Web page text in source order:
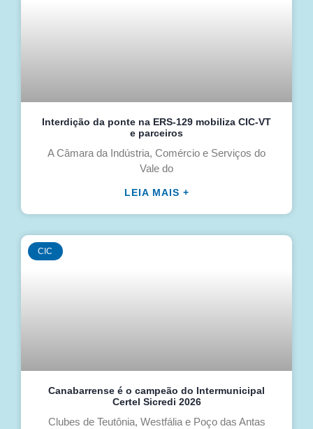
Interdição da ponte na ERS-129 mobiliza CIC-VT
e parceiros
A Câmara da Indústria, Comércio e Serviços do
Vale do
LEIA MAIS +
CIC
Canabarrense é o campeão do Intermunicipal
Certel Sicredi 2026
Clubes de Teutônia, Westfália e Poço das Antas